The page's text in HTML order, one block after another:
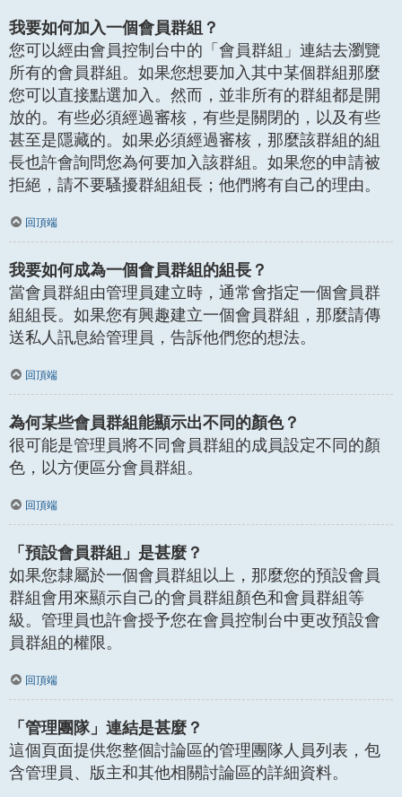
我要如何加入一個會員群組？
您可以經由會員控制台中的「會員群組」連結去瀏覽
所有的會員群組。如果您想要加入其中某個群組那麼
您可以直接點選加入。然而，並非所有的群組都是開
放的。有些必須經過審核，有些是關閉的，以及有些
甚至是隱藏的。如果必須經過審核，那麼該群組的組
長也許會詢問您為何要加入該群組。如果您的申請被
拒絕，請不要騷擾群組組長；他們將有自己的理由。
回頂端
我要如何成為一個會員群組的組長？
當會員群組由管理員建立時，通常會指定一個會員群
組組長。如果您有興趣建立一個會員群組，那麼請傳
送私人訊息給管理員，告訴他們您的想法。
回頂端
為何某些會員群組能顯示出不同的顏色？
很可能是管理員將不同會員群組的成員設定不同的顏
色，以方便區分會員群組。
回頂端
「預設會員群組」是甚麼？
如果您隸屬於一個會員群組以上，那麼您的預設會員
群組會用來顯示自己的會員群組顏色和會員群組等
級。管理員也許會授予您在會員控制台中更改預設會
員群組的權限。
回頂端
「管理團隊」連結是甚麼？
這個頁面提供您整個討論區的管理團隊人員列表，包
含管理員、版主和其他相關討論區的詳細資料。